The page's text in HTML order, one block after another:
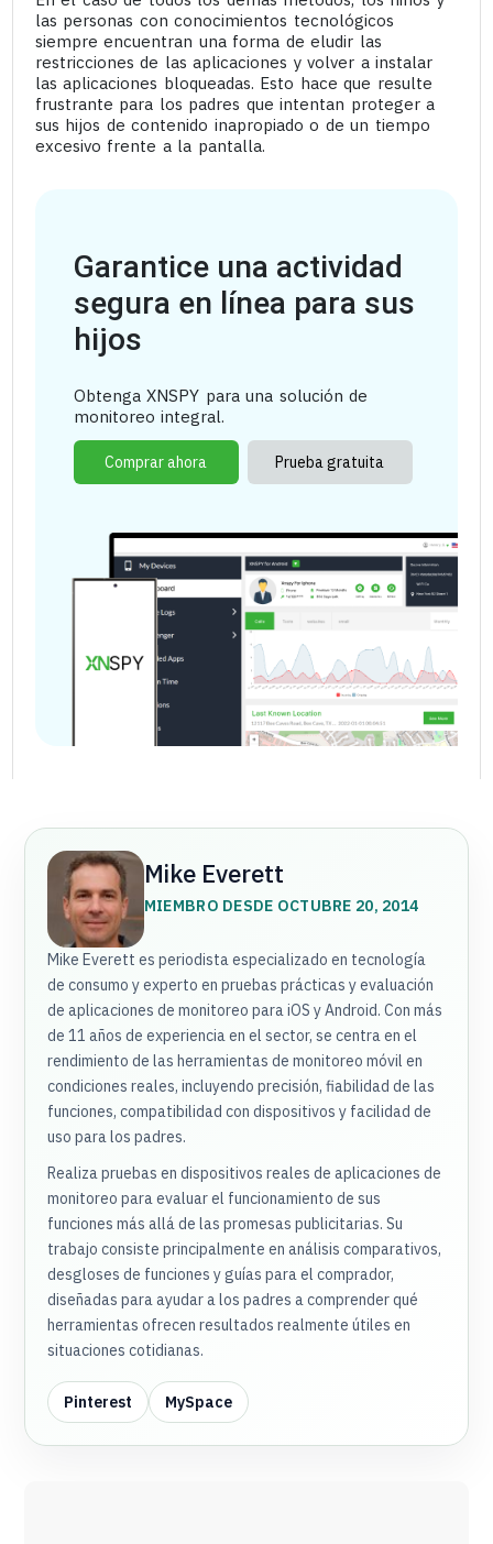
las personas con conocimientos tecnológicos
siempre encuentran una forma de eludir las
restricciones de las aplicaciones y volver a instalar
las aplicaciones bloqueadas. Esto hace que resulte
frustrante para los padres que intentan proteger a
sus hijos de contenido inapropiado o de un tiempo
excesivo frente a la pantalla.
Garantice una actividad
segura en línea para sus
hijos
Obtenga XNSPY para una solución de
monitoreo integral.
Comprar ahora Prueba gratuita
Mike Everett
MIEMBRO DESDE OCTUBRE 20, 2014
Mike Everett es periodista especializado en tecnología
de consumo y experto en pruebas prácticas y evaluación
de aplicaciones de monitoreo para iOS y Android. Con más
de 11 años de experiencia en el sector, se centra en el
rendimiento de las herramientas de monitoreo móvil en
condiciones reales, incluyendo precisión, fiabilidad de las
funciones, compatibilidad con dispositivos y facilidad de
uso para los padres.
Realiza pruebas en dispositivos reales de aplicaciones de
monitoreo para evaluar el funcionamiento de sus
funciones más allá de las promesas publicitarias. Su
trabajo consiste principalmente en análisis comparativos,
desgloses de funciones y guías para el comprador,
diseñadas para ayudar a los padres a comprender qué
herramientas ofrecen resultados realmente útiles en
situaciones cotidianas.
Pinterest MySpace